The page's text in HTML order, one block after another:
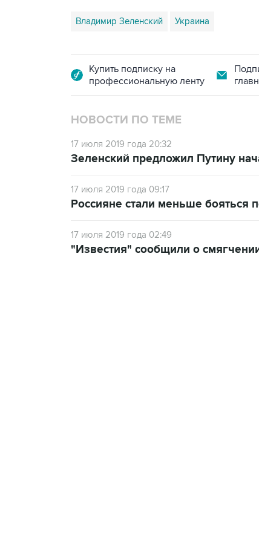
Владимир Зеленский Украина
Купить подписку на
профессиональную ленту
НОВОСТИ ПО ТЕМЕ
17 июля 2019 года 20:32
Зеленский предложил Путину
17 июля 2019 года 09:17
Россияне стали меньше бояться
17 июля 2019 года 02:49
"Известия" сообщили о